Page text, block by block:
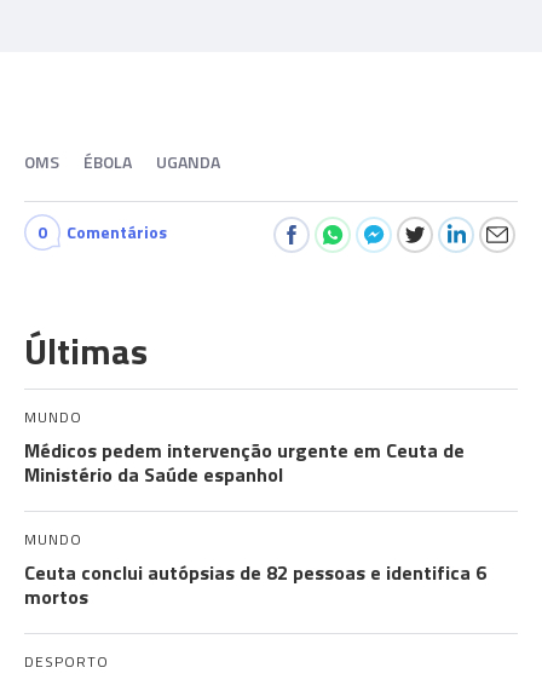
OMS ÉBOLA UGANDA
0 Comentários
Últimas
MUNDO
Médicos pedem intervenção urgente em Ceuta de
Ministério da Saúde espanhol
MUNDO
Ceuta conclui autópsias de 82 pessoas e identifica 6
mortos
DESPORTO